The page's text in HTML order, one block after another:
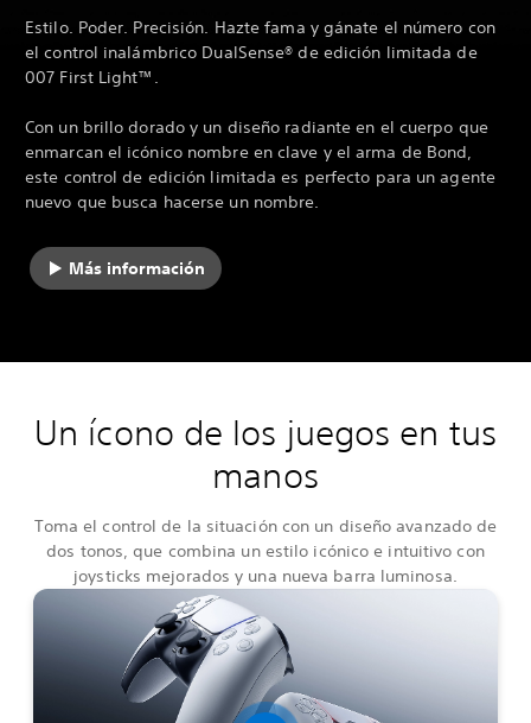
Estilo. Poder. Precisión. Hazte fama y gánate el número con
el control inalámbrico DualSense® de edición limitada de
007 First Light™.
Con un brillo dorado y un diseño radiante en el cuerpo que
enmarcan el icónico nombre en clave y el arma de Bond,
este control de edición limitada es perfecto para un agente
nuevo que busca hacerse un nombre.
Más información
Un ícono de los juegos en tus
manos
Toma el control de la situación con un diseño avanzado de
dos tonos, que combina un estilo icónico e intuitivo con
joysticks mejorados y una nueva barra luminosa.